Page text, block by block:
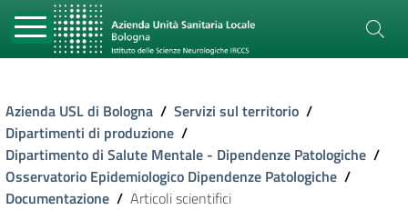
Azienda USL di Bologna / Servizi sul territorio /
Dipartimenti di produzione /
Dipartimento di Salute Mentale - Dipendenze Patologiche /
Osservatorio Epidemiologico Dipendenze Patologiche /
Documentazione / Articoli scientifici